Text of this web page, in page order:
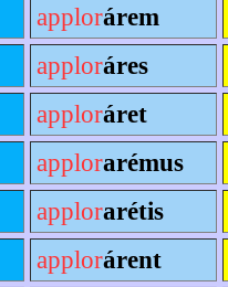
applorárem
apploráres
apploráret
applorarémus
applorarétis
applorárent